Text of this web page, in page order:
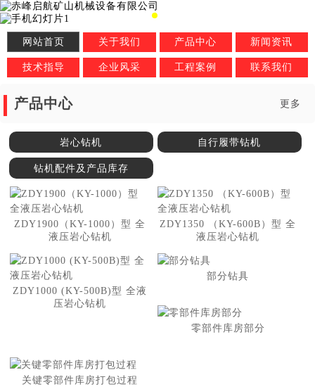
网站首页 关于我们 产品中心 新闻资讯
技术指导 企业风采 工程案例 联系我们
产品中心 更多
岩心钻机 自行履带钻机
钻机配件及产品库存
ZDY1900（KY-1000）型 全
液压岩心钻机
ZDY1350 （KY-600B）型 全
液压岩心钻机
ZDY1000 (KY-500B)型 全液
压岩心钻机
部分钻具
零部件库房部分
关键零部件库房打包过程